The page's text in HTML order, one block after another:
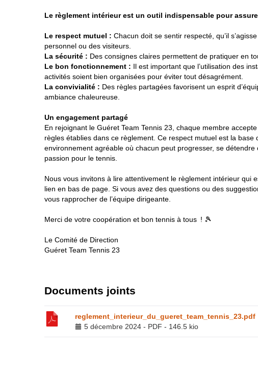
Le règlement intérieur est un outil indispensable pour
Le respect mutuel : Chacun doit se sentir respecté, qu’il
personnel ou des visiteurs.
La sécurité : Des consignes claires permettent de pratiquer en
Le bon fonctionnement : Il est important que l’utilisation des
activités soient bien organisées pour éviter tout désagrément.
La convivialité : Des règles partagées favorisent un esprit
ambiance chaleureuse.
Un engagement partagé
En rejoignant le Guéret Team Tennis 23, chaque membre
règles établies dans ce règlement. Ce respect mutuel est la base
environnement agréable où chacun peut progresser, se détendre
passion pour le tennis.
Nous vous invitons à lire attentivement le règlement intérieur qui
lien en bas de page. Si vous avez des questions ou des
vous rapprocher de l’équipe dirigeante.
Merci de votre coopération et bon tennis à tous ! 🎾
Le Comité de Direction
Guéret Team Tennis 23
Documents joints
reglement_interieur_du_gueret_team_tennis_23.pdf
5 décembre 2024 - PDF - 146.5 kio